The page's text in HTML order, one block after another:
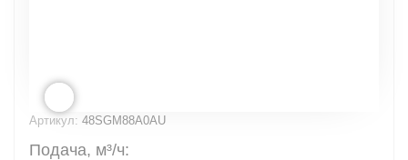
Артикул: 48SGM88A0AU
Подача, м³/ч: